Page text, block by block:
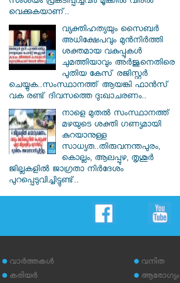
വെക്കുകയാണ്..
വ്യക്തിഹത്യയും സൈബര്‍
അധിക്ഷേപവും മുന്‍നിര്‍ത്തി
ശക്തമായ വകുപ്പുകള്‍
ചുമത്തിയാവും അർജുനെതിരെ
പുതിയ കേസ് രജിസ്റ്റര്‍
ചെയ്യുക..സംസ്ഥാനത്ത് ആയങ്കി ഫാൻസ്
വക രണ്ട് ദിവസത്തെ ദുഃഖാചരണം..
നാളെ മുതൽ സംസ്ഥാനത്ത്
മഴയുടെ ശക്തി ഗണ്യമായി
കുറയാനുള്ള
സാധ്യത..തിരുവനന്തപുരം,
കൊല്ലം, ആലപ്പുഴ, തൃശൂർ
ജില്ലകളിൽ ജാഗ്രതാ നിർദേശം
പുറപ്പെടുവിച്ചിട്ടുണ്ട്..
വാര്‍ത്തകള്‍
കരിയര്‍
വനിത
ആരോഗ്യം